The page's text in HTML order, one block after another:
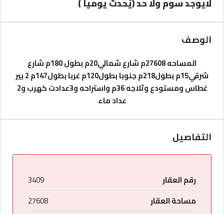
لايوجد سوم ولا حد (يُحدث يوميا )
الوصف
المساحه 27608م شارع شمالي20م بطول 180م
شارع
شرقي15م بطول218م
جنوبا بطول120م غربا بطول147م
2 بير
غطاس ومستودع وثلاجه 36م
واستراحه و3عدادت كهرب و2
عداد ماء
التفاصيل
رقم العقار
3409
مساحة العقار
27608